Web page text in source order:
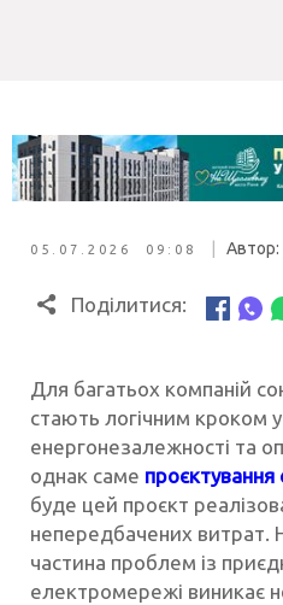
05.07.2026 09:08 Автор:
Поділитися:
Для багатьох компаній
стають логічним кроком
енергонезалежності та
однак саме проєктування
буде цей проєкт
непередбачених витрат.
частина проблем із
електромережі виникає